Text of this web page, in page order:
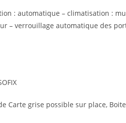
: automatique – climatisation :
– verrouillage automatique des
grise possible sur place,